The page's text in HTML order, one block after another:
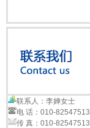
联系人：李婵女士
电 话：010-82547513
传 真：010-82547513